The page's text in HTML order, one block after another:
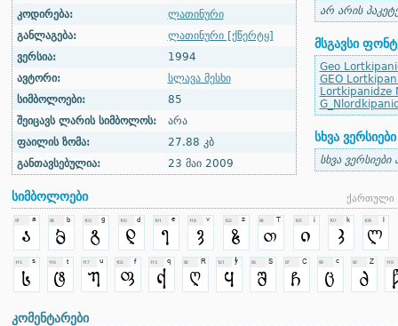
კოდირება:
ლათინური
განლაგება:
ლათინური [ქწერტყ]
ვერსია:
1994
ავტორი:
სლავა მესხი
სიმბოლოები:
85
შეიცავს ლარის სიმბოლოს:
არა
ფაილის ზომა:
27.88 კბ
განთავსებულია:
23 მაი 2009
არ არის
მსგავსი
Geo
GEO
Lortkipanidze
სხვა ვერსიები
სხვა ვერსიები
სიმბოლოები ქართული
კომენტარები